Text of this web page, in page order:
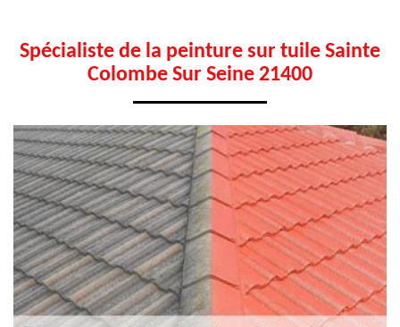
Spécialiste de la peinture sur tuile Sainte
Colombe Sur Seine 21400